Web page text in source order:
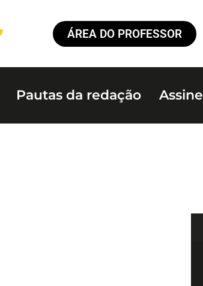
ÁREA DO PROFESSOR
Pautas da redação Assine